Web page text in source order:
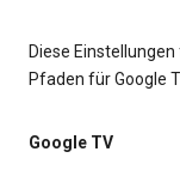
Diese
Pfaden für Google
Google TV